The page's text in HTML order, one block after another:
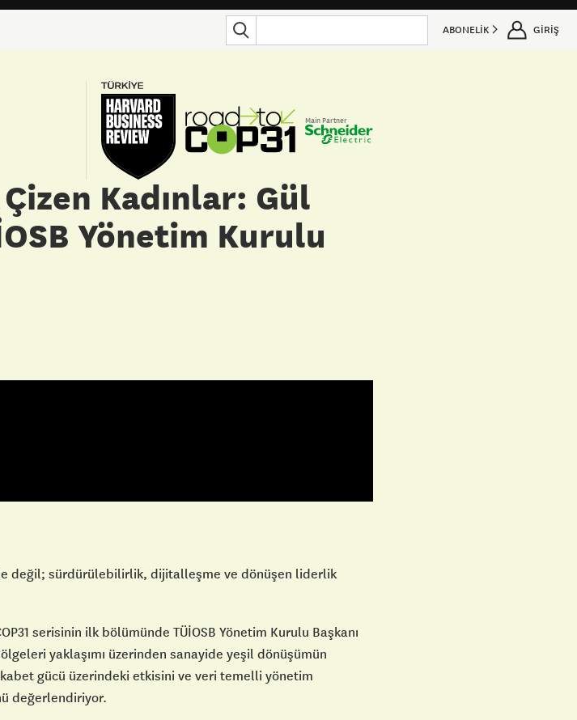
ABONELİK GİRİŞ
Kadınlar: Gül
Yönetim Kurulu
Main Partner
değil; sürdürülebilirlik, dijitalleşme ve dönüşen liderlik
serisinin ilk bölümünde TÜİOSB Yönetim Kurulu Başkanı
yaklaşımı üzerinden sanayide yeşil dönüşümün
gücü üzerindeki etkisini ve veri temelli yönetim
değerlendiriyor.